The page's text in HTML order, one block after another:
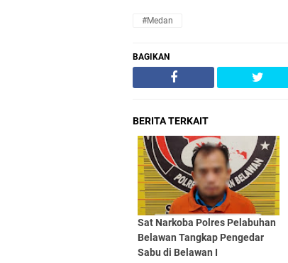
#Medan
BAGIKAN
BERITA TERKAIT
Sat Narkoba Polres Pelabuhan
Belawan Tangkap Pengedar
Sabu di Belawan I